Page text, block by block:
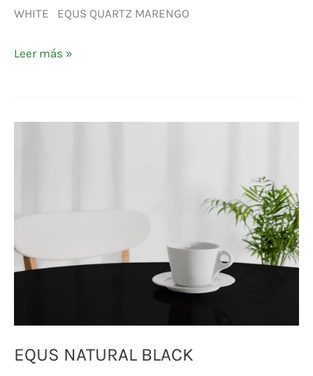
WHITE EQUS QUARTZ MARENGO
Leer más »
EQUS NATURAL BLACK